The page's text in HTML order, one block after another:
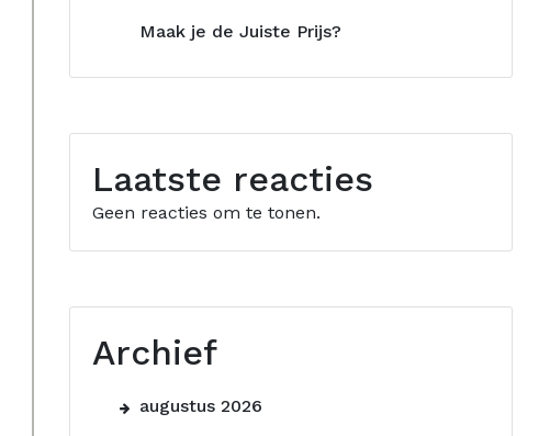
Maak je de Juiste Prijs?
Laatste reacties
Geen reacties om te tonen.
Archief
augustus 2026